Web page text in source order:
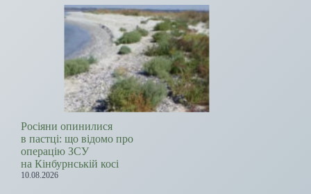
Росіяни опинилися
в пастці: що відомо про
операцію ЗСУ
на Кінбурнській косі
10.08.2026